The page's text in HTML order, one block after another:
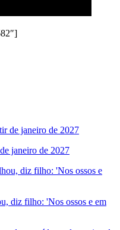
janeiro de 2027
diz filho: 'Nos ossos e em